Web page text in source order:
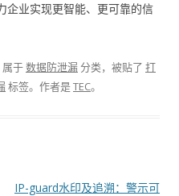
企业实现更智能、更可靠的信
属于数据防泄漏分类，被贴了 打
标签。 作者是TEC。
IP-guard水印及追溯：警示可